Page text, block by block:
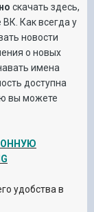
скачать здесь,
Как всегда у
новости
о новых
имена
доступна
вы можете
удобства в